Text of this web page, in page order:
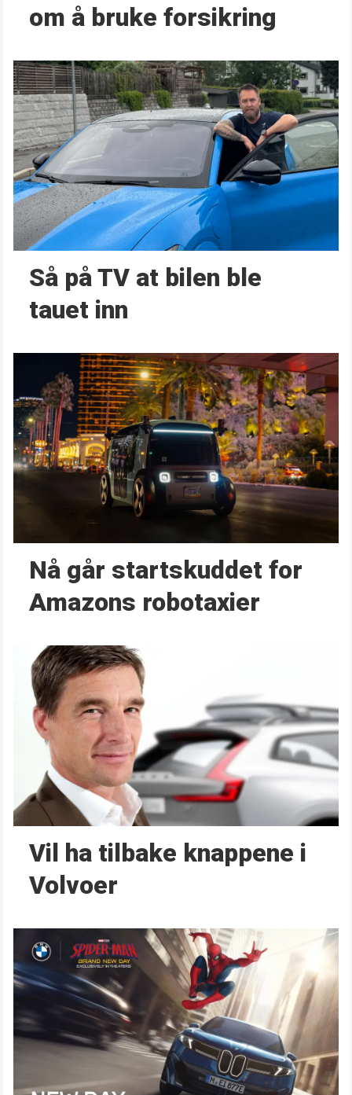
om å bruke forsikring
Så på TV at bilen ble
tauet inn
Nå går start­skuddet for
Amazons robotaxier
Vil ha tilbake knappene i
Volvoer